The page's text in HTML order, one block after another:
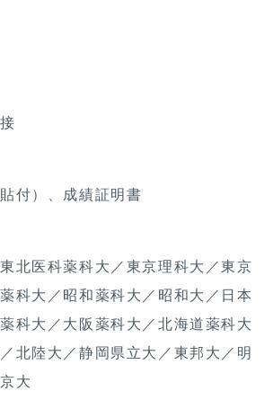
付）、成績証明書
北医科薬科大／東京理科大／東京
科大／昭和薬科大／昭和大／日本
科大／大阪薬科大／北海道薬科大
北陸大／静岡県立大／東邦大／明
大